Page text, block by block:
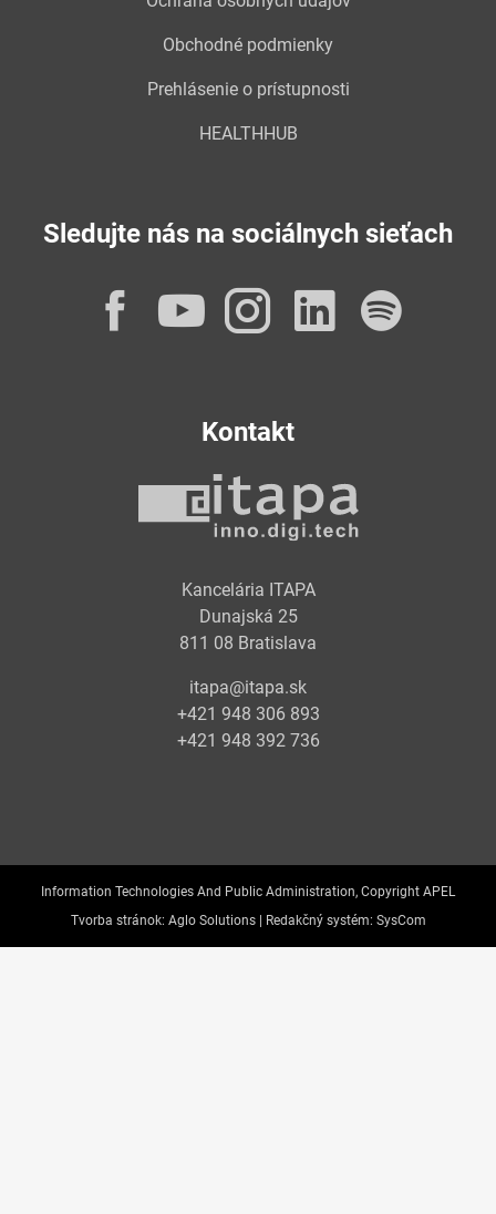
Obchodné podmienky
Prehlásenie o prístupnosti
HEALTHHUB
Sledujte nás na sociálnych sieťach
Facebook
YouTube
Instagram
Kontakt
Kancelária ITAPA
Dunajská 25
811 08 Bratislava
itapa@itapa.sk
+421 948 306 893
+421 948 392 736
Information Technologies And Public Administration, Copyright APEL
Tvorba stránok: Aglo Solutions | Redakčný systém: SysCom